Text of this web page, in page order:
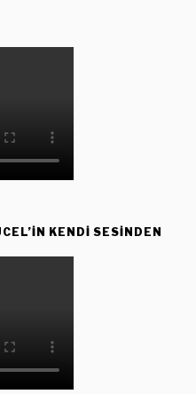
KENDI SESINDEN